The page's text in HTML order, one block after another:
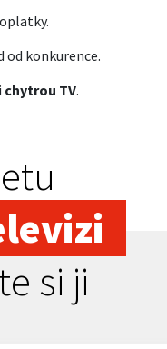
od konkurence.
chytrou TV.
si ji